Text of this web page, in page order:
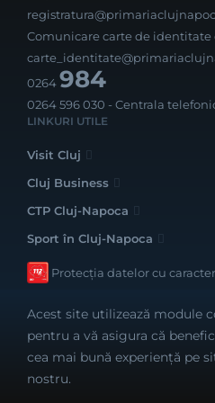
Comunicare carte de identitate
0264984
0264 596 030 - Centrala
LINKURI UTILE
Visit Cluj
Cluj Business
CTP Cluj-Napoca
Sport în Cluj-Napoca
Protecția datelor cu
Realizat cu bune intenții de
Acest site utilizează module
pentru a vă asigura că
cea mai bună experiență pe
nostru.